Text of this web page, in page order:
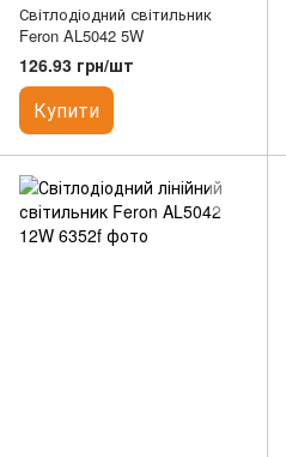
Світлодіодний світильник
Feron AL5042 5W
126.93 грн/шт
Купити